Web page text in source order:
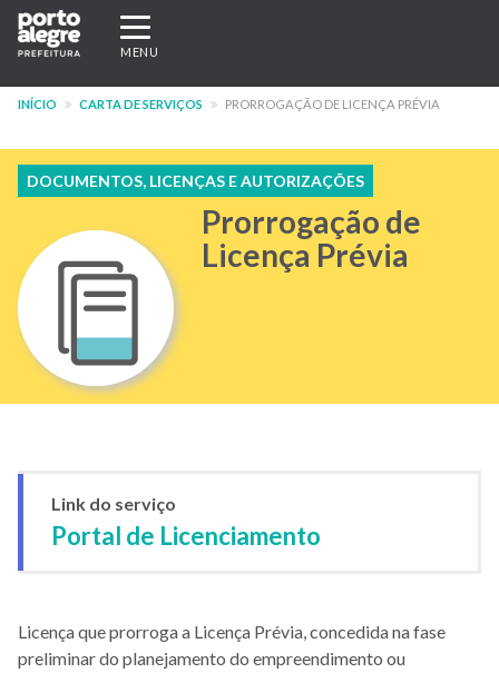
Pular
para
conteúdo
Expandir/recolher
navegação
MENU
INÍCIO CARTA DE SERVIÇOS PRORROGAÇÃO DE LICENÇA PRÉVIA
DOCUMENTOS, LICENÇAS E AUTORIZAÇÕES
Prorrogação de
Licença Prévia
Link do serviço
Portal de Licenciamento
Licença que prorroga a Licença Prévia, concedida na fase
preliminar do planejamento do empreendimento ou